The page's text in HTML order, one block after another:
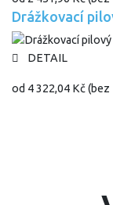
Drážkovací
DETAIL
od 4 322,04 Kč(bez